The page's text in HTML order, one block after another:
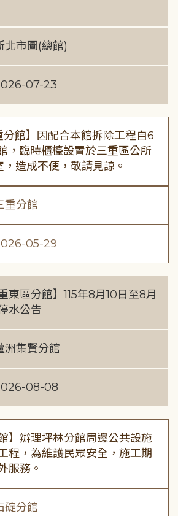
北市圖(總館)
07-23
分館】因配合本館拆除工程自6
，臨時櫃檯設置於三重區公所
，造成不便，敬請見諒。
重分館
05-29
東區分館】115年8月10日至8月
水公告
洲集賢分館
08-08
】辦理坪林分館周邊公共設施
程，為維護民眾安全，施工期
服務。
碇分館